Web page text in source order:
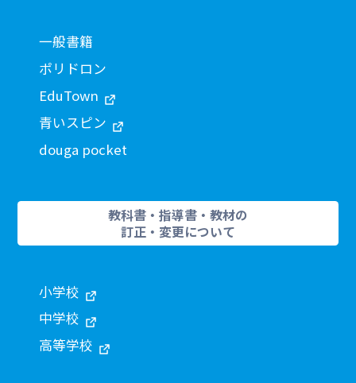
一般書籍
ポリドロン
EduTown
青いスピン
douga pocket
教科書・指導書・教材の
訂正・変更について
小学校
中学校
高等学校